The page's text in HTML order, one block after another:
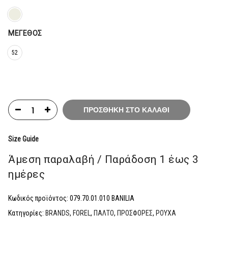
ΜΈΓΕΘΟΣ
52
ΠΡΟΣΘΉΚΗ ΣΤΟ ΚΑΛΆΘΙ
Size Guide
Άμεση παραλαβή / Παράδoση 1 έως 3
ημέρες
Κωδικός προϊόντος: 079.70.01.010 BANILIA
Κατηγορίες: BRANDS, FOREL , ΠΑΛΤΟ, ΠΡΟΣΦΟΡΕΣ, ΡΟΥΧΑ